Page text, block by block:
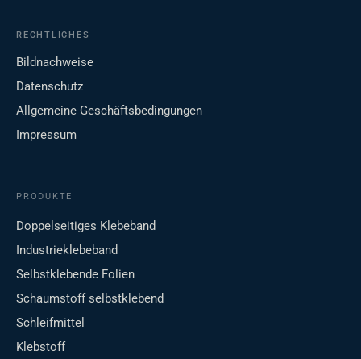
RECHTLICHES
Bildnachweise
Datenschutz
Allgemeine Geschäftsbedingungen
Impressum
PRODUKTE
Doppelseitiges Klebeband
Industrieklebeband
Selbstklebende Folien
Schaumstoff selbstklebend
Schleifmittel
Klebstoff